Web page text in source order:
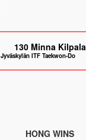
130 Minna Kilpala
Jyväskylän ITF Taekwon-Do
HONG WINS